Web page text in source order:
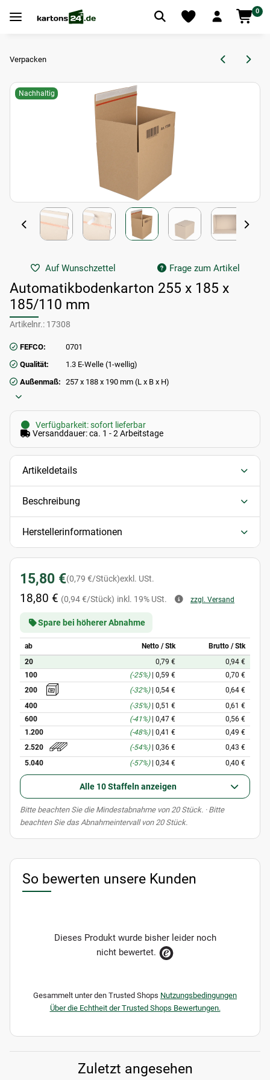
0
Verpacken
Nachhaltig
Auf Wunschzettel Frage zum Artikel
Automatikbodenkarton 255 x 185 x
185/110 mm
Artikelnr.: 17308
FEFCO:
0701
Qualität:
1.3 E-Welle (1-wellig)
Außenmaß: 257 x 188 x 190 mm (L x B x H)
Verfügbarkeit: sofort lieferbar
Versanddauer: ca. 1 - 2 Arbeitstage
Artikeldetails
Beschreibung
Herstellerinformationen
15,80 €(0,79 €/Stück)exkl. USt.
18,80 € (0,94 €/Stück) inkl. 19% USt. zzgl. Versand
Spare bei höherer Abnahme
ab Netto / Stk
Brutto / Stk
20
0,79 €
0,94 €
100
(-25%) 0,59 €
0,70 €
200
(-32%) 0,54 €
0,64 €
400
(-35%) 0,51 €
0,61 €
600
(-41%) 0,47 €
0,56 €
1.200
(-48%) 0,41 €
0,49 €
2.520
(-54%) 0,36 €
0,43 €
5.040
(-57%) 0,34 € 0,40 €
Alle 10 Staffeln anzeigen
xBitte beachten Sie die Mindestabnahme von 20 Stück. · Bitte
beachten Sie das Abnahmeintervall von 20 Stück.
So bewerten unsere Kunden
Dieses Produkt wurde bisher leider noch
nicht bewertet.
Gesammelt unter den Trusted Shops Nutzungsbedingungen
Über die Echtheit der Trusted Shops Bewertungen.
Zuletzt angesehen